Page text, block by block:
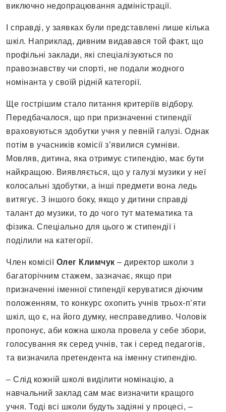
виключно недопрацювання адміністрації.
І справді, у заявках були представлені лише кілька
шкіл. Наприклад, дивним видавався той факт, що
профільні заклади, які спеціалізуються по
правознавству чи спорті, не подали жодного
номінанта у своїй рідній категорії.
Ще гострішим стало питання критеріїв відбору.
Передбачалося, що при призначенні стипендії
враховуються здобутки учня у певній галузі. Однак
потім в учасників комісії з’явилися сумніви.
Мовляв, дитина, яка отримує стипендію, має бути
найкращою. Виявляється, що у галузі музики у неї
колосальні здобутки, а інші предмети вона ледь
витягує. З іншого боку, якщо у дитини справді
талант до музики, то до чого тут математика та
фізика. Спеціально для цього ж стипендії і
поділили на категорії.
Член комісії Олег Климчук – директор школи з
багаторічним стажем, зазначає, якщо при
призначенні іменної стипендії керуватися діючим
положенням, то конкурс охопить учнів трьох-п’яти
шкіл, що є, на його думку, несправедливо. Чоловік
пропонує, аби кожна школа провела у себе збори,
голосування як серед учнів, так і серед педагогів,
та визначила претендента на іменну стипендію.
– Слід кожній школі виділити номінацію, а
навчальний заклад сам має визначити кращого
учня. Тоді всі школи будуть задіяні у процесі, –